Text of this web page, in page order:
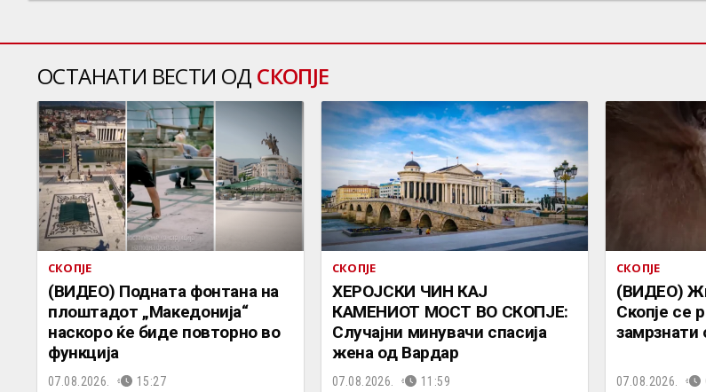
ОСТАНАТИ ВЕСТИ ОД СКОПЈЕ
СКОПЈЕ
(ВИДЕО) Подната фонтана на
плоштадот „Македонија“
наскоро ќе биде повторно во
функција
07.08.2026. 15:27
СКОПЈЕ
ХЕРОЈСКИ ЧИН КАЈ
КАМЕНИОТ МОСТ ВО СКОПЈЕ:
Случајни минувачи спасија
жена од Вардар
07.08.2026. 11:59
СКОПЈЕ
(ВИДЕО)
Скопје се
07.08.2026.